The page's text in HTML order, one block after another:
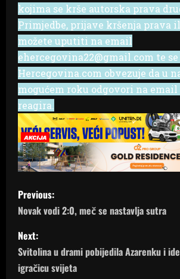
kojima se krše autorska prava
Primjedbe, prijave kršenja prava
možete uputiti na email
ehercegovina22@gmail.com te se
Hercegovina.com obvezuje da u
mogućem roku odgovori na email
reagira.
P
o
s
t
Previous:
Novak vodi 2:0, meč se nastavlja sutra
Next:
Svitolina u drami pobijedila Azarenku i
igračicu svijeta